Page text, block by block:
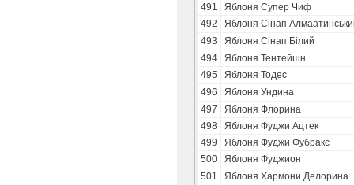
491
Яблоня Супер Чиф
492
Яблоня Сінап
493
Яблоня Сінап Білий
494
Яблоня Тентейшн
495
Яблоня Тодес
496
Яблоня Ундина
497
Яблоня Флорина
498
Яблоня Фуджи Ацтек
499
Яблоня Фуджи Фубракс
500
Яблоня Фуджион
501
Яблоня Хармони Делорина